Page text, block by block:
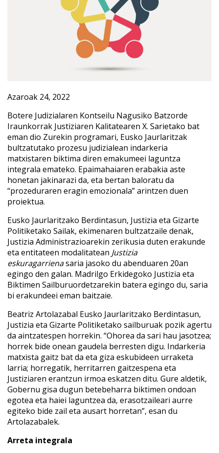
Azaroak 24, 2022
Botere Judizialaren Kontseilu Nagusiko Batzorde
Iraunkorrak Justiziaren Kalitatearen X. Sarietako bat
eman dio Zurekin programari, Eusko Jaurlaritzak
bultzatutako prozesu judizialean indarkeria
matxistaren biktima diren emakumeei laguntza
integrala emateko. Epaimahaiaren erabakia aste
honetan jakinarazi da, eta bertan baloratu da
“prozeduraren eragin emozionala” arintzen duen
proiektua.
Eusko Jaurlaritzako Berdintasun, Justizia eta Gizarte
Politiketako Sailak, ekimenaren bultzatzaile denak,
Justizia Administrazioarekin zerikusia duten erakunde
eta entitateen modalitatean Justizia
eskuragarrienasaria jasoko du abenduaren 20an
egingo den galan. Madrilgo Erkidegoko Justizia eta
Biktimen Sailburuordetzarekin batera egingo du, saria
bi erakundeei eman baitzaie.
Beatriz Artolazabal Eusko Jaurlaritzako Berdintasun,
Justizia eta Gizarte Politiketako sailburuak pozik agertu
da aintzatespen horrekin. “Ohorea da sari hau jasotzea;
horrek bide onean gaudela berresten digu. Indarkeria
matxista gaitz bat da eta giza eskubideen urraketa
larria; horregatik, herritarren gaitzespena eta
Justiziaren erantzun irmoa eskatzen ditu. Gure aldetik,
Gobernu gisa dugun betebeharra biktimen ondoan
egotea eta haiei laguntzea da, erasotzaileari aurre
egiteko bide zail eta ausart horretan”, esan du
Artolazabalek.
Arreta integrala